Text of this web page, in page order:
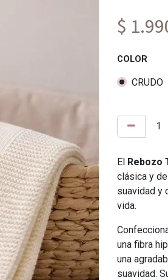
$
COLOR
CRUDO
El Rebozo
clásica y
suavidad y
vida.
una fibra
una
suavidad.